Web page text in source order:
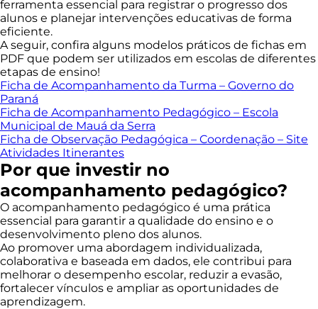
ferramenta essencial para registrar o progresso dos
alunos e planejar intervenções educativas de forma
eficiente.
A seguir, confira alguns modelos práticos de fichas em
PDF que podem ser utilizados em escolas de diferentes
etapas de ensino!
Ficha de Acompanhamento da Turma – Governo do
Paraná
Ficha de Acompanhamento Pedagógico – Escola
Municipal de Mauá da Serra
Ficha de Observação Pedagógica – Coordenação – Site
Atividades Itinerantes
Por que investir no
acompanhamento pedagógico?
O acompanhamento pedagógico é uma prática
essencial para garantir a qualidade do ensino e o
desenvolvimento pleno dos alunos.
Ao promover uma abordagem individualizada,
colaborativa e baseada em dados, ele contribui para
melhorar o desempenho escolar, reduzir a evasão,
fortalecer vínculos e ampliar as oportunidades de
aprendizagem.